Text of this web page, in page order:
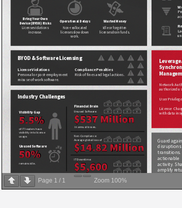
Page 1 / 1 Zoom 100%